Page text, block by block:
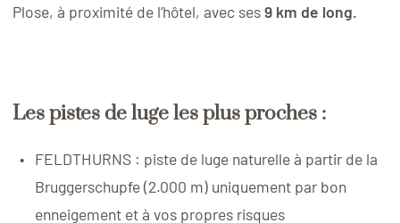
Plose, à proximité de l’hôtel, avec ses9 km de long.
Les pistes de luge les plus proches :
FELDTHURNS : piste de luge naturelle à partir de la
Bruggerschupfe (2.000 m) uniquement par bon
enneigement et à vos propres risques